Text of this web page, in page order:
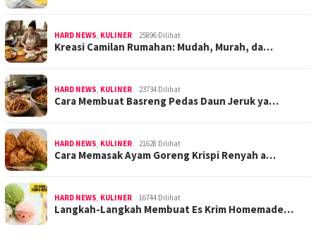
HARD NEWS, KULINER 25896 Dilihat
Kreasi Camilan Rumahan: Mudah, Murah, da…
HARD NEWS, KULINER 23734 Dilihat
Cara Membuat Basreng Pedas Daun Jeruk ya…
HARD NEWS, KULINER 21628 Dilihat
Cara Memasak Ayam Goreng Krispi Renyah a…
HARD NEWS, KULINER 16744 Dilihat
Langkah-Langkah Membuat Es Krim Homemade…